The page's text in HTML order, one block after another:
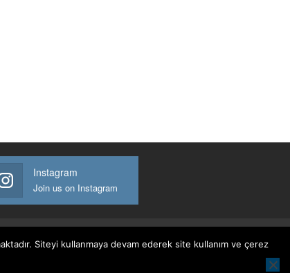
Instagram
Join us on Instagram
Siteyi kullanmaya devam ederek site kullanım ve çerez